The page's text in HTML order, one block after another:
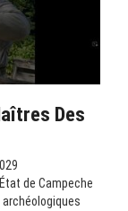
Des
de Campeche